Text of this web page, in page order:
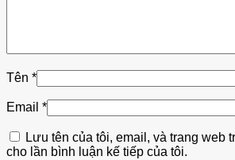
Tên *
Email *
Lưu tên của tôi, email, và trang web
cho lần bình luận kế tiếp của tôi.